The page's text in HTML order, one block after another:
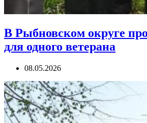
В Рыбновском округе
для одного ветерана
08.05.2026